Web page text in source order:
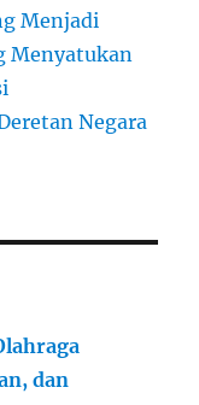
Menjadi
Menyatukan
Negara
dan